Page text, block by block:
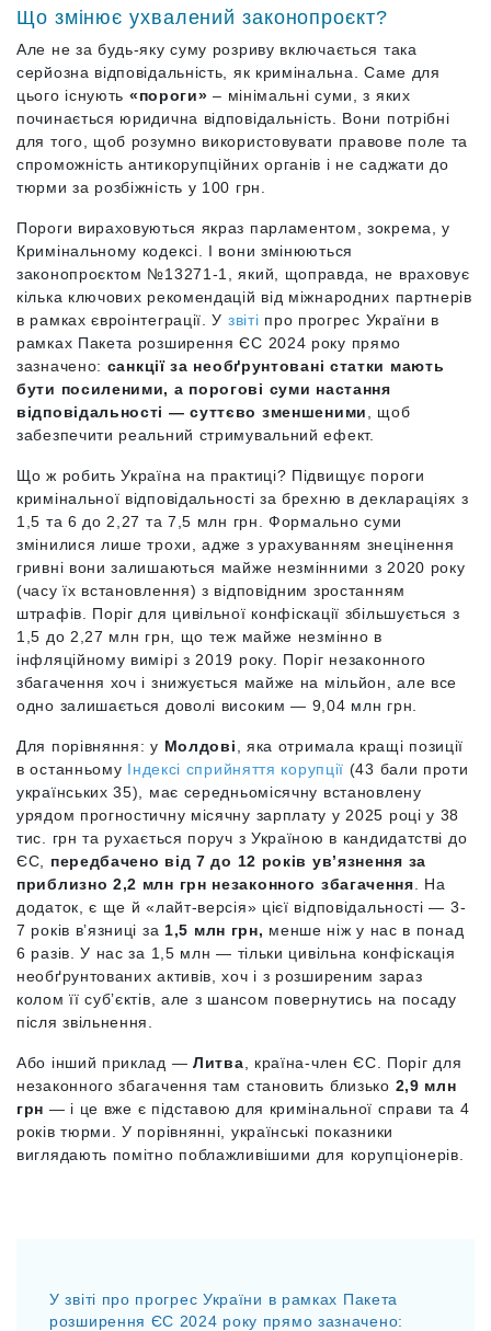
Що змінює ухвалений законопроєкт?
Але не за будь-яку суму розриву включається така
серйозна відповідальність, як кримінальна. Саме для
цього існують «пороги» – мінімальні суми, з яких
починається юридична відповідальність. Вони потрібні
для того, щоб розумно використовувати правове поле та
спроможність антикорупційних органів і не саджати до
тюрми за розбіжність у 100 грн.
Пороги вираховуються якраз парламентом, зокрема, у
Кримінальному кодексі. І вони змінюються
законопроєктом №13271-1, який, щоправда, не враховує
кілька ключових рекомендацій від міжнародних партнерів
в рамках євроінтеграції. У звіті про прогрес України в
рамках Пакета розширення ЄС 2024 року прямо
зазначено: санкції за необґрунтовані статки мають
бути посиленими, а порогові суми настання
відповідальності — суттєво зменшеними
, щоб
забезпечити реальний стримувальний ефект.
Що ж робить Україна на практиці? Підвищує пороги
кримінальної відповідальності за брехню в деклараціях з
1,5 та 6 до 2,27 та 7,5 млн грн. Формально суми
змінилися лише трохи, адже з урахуванням знецінення
гривні вони залишаються майже незмінними з 2020 року
(часу їх встановлення) з відповідним зростанням
штрафів. Поріг для цивільної конфіскації збільшується з
1,5 до 2,27 млн грн, що теж майже незмінно в
інфляційному вимірі з 2019 року. Поріг незаконного
збагачення хоч і знижується майже на мільйон, але все
одно залишається доволі високим — 9,04 млн грн.
Для порівняння: у Молдові , яка отримала кращі позиції
в останньому Індексі сприйняття корупції (43 бали проти
українських 35), має середньомісячну встановлену
урядом прогностичну місячну зарплату у 2025 році у 38
тис. грн та рухається поруч з Україною в кандидатстві до
ЄС, передбачено від 7 до 12 років ув’язнення за
приблизно 2,2 млн грн незаконного збагачення . На
додаток, є ще й «лайт-версія» цієї відповідальності — 3-
7 років вʼязниці за 1,5 млн грн, менше ніж у нас в понад
6 разів. У нас за 1,5 млн — тільки цивільна конфіскація
необґрунтованих активів, хоч і з розширеним зараз
колом її субʼєктів, але з шансом повернутись на посаду
після звільнення.
Або інший приклад — Литва , країна-член ЄС. Поріг для
незаконного збагачення там становить близько 2,9 млн
грн — і це вже є підставою для кримінальної справи та 4
років тюрми. У порівнянні, українські показники
виглядають помітно поблажливішими для корупціонерів.
У звіті про прогрес України в рамках Пакета
розширення ЄС 2024 року прямо зазначено: